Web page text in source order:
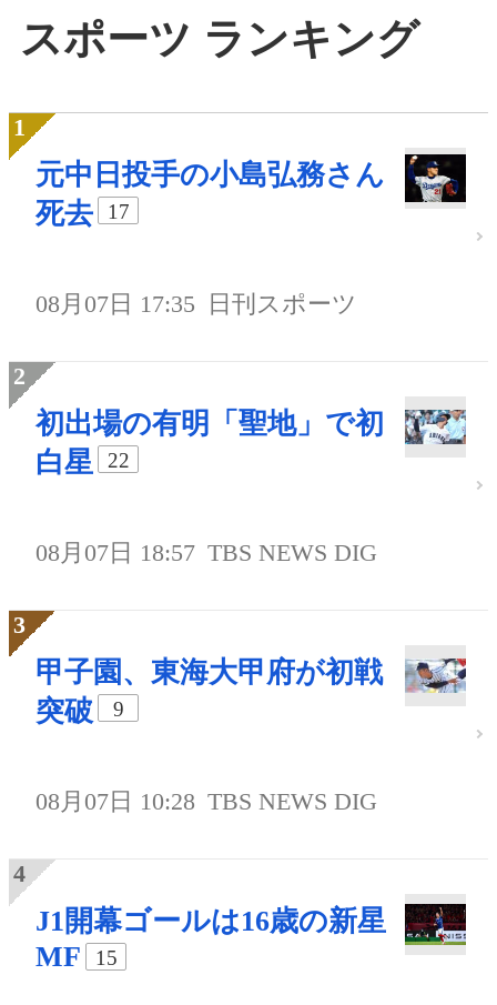
スポーツ ランキング
元中日投手の小島弘務さん
死去
17
08月07日 17:35 日刊スポーツ
初出場の有明「聖地」で初
白星
22
08月07日 18:57 TBS NEWS DIG
甲子園、東海大甲府が初戦
突破
9
08月07日 10:28 TBS NEWS DIG
J1開幕ゴールは16歳の新星
MF
15